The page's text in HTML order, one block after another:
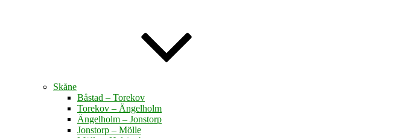
Skåne
Båstad – Torekov
Torekov – Ängelholm
Ängelholm – Jonstorp
Jonstorp – Mölle